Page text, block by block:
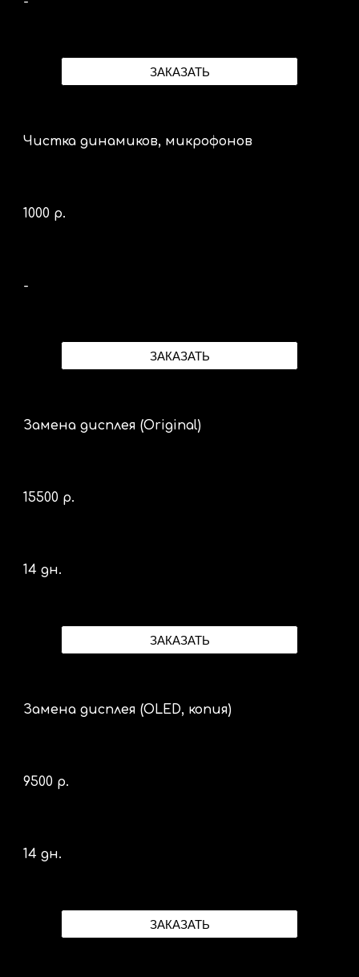
ЗАКАЗАТЬ
Чистка динамиков, микрофонов
1000 р.
-
ЗАКАЗАТЬ
Замена дисплея (Original)
15500 р.
14 дн.
ЗАКАЗАТЬ
Замена дисплея (OLED, копия)
9500 р.
14 дн.
ЗАКАЗАТЬ